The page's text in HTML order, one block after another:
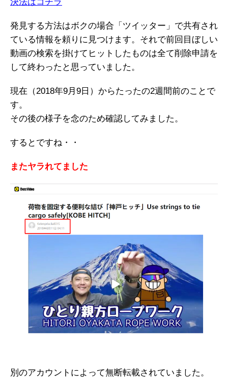
発見する方法はボクの場合「ツイッター」で共有され
ている情報を頼りに見つけます。それで前回目ぼしい
動画の検索を掛けてヒットしたものは全て削除申請を
して終わったと思っていました。
現在（2018年9月9日）からたったの2週間前のことで
す。
その後の様子を念のため確認してみました。
するとですね・・
またヤラれてました
別のアカウントによって無断転載されていました。